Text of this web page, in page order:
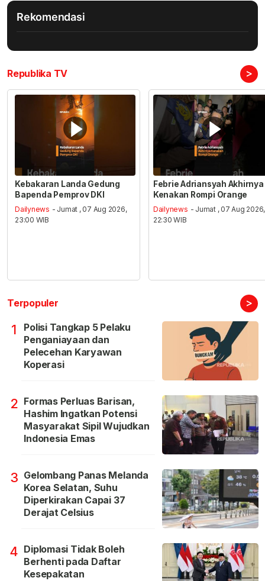
Rekomendasi
Republika TV >
Kebakaran Landa Gedung
Bapenda Pemprov DKI
Dailynews - Jumat , 07 Aug 2026,
23:00 WIB
Febrie Adriansyah Akhirnya
Kenakan Rompi Orange
Dailynews - Jumat , 07 Aug 2026,
22:30 WIB
Terpopuler >
1
Polisi Tangkap 5 Pelaku
Penganiayaan dan
Pelecehan Karyawan
Koperasi
2 Formas Perluas Barisan,
Hashim Ingatkan Potensi
Masyarakat Sipil Wujudkan
Indonesia Emas
3 Gelombang Panas Melanda
Korea Selatan, Suhu
Diperkirakan Capai 37
Derajat Celsius
4 Diplomasi Tidak Boleh
Berhenti pada Daftar
Kesepakatan